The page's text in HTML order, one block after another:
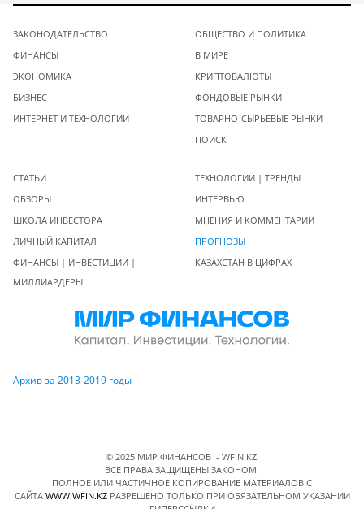
ЗАКОНОДАТЕЛЬСТВО
ФИНАНСЫ
ЭКОНОМИКА
БИЗНЕС
ИНТЕРНЕТ И ТЕХНОЛОГИИ
ОБЩЕСТВО И ПОЛИТИКА
В МИРЕ
КРИПТОВАЛЮТЫ
ФОНДОВЫЕ РЫНКИ
ТОВАРНО-СЫРЬЕВЫЕ РЫНКИ
ПОИСК
СТАТЬИ
ОБЗОРЫ
ШКОЛА ИНВЕСТОРА
ЛИЧНЫЙ КАПИТАЛ
ФИНАНСЫ | ИНВЕСТИЦИИ |
МИЛЛИАРДЕРЫ
ТЕХНОЛОГИИ | ТРЕНДЫ
ИНТЕРВЬЮ
МНЕНИЯ И КОММЕНТАРИИ
ПРОГНОЗЫ
КАЗАХСТАН В ЦИФРАХ
Архив за 2013-2019 годы
© 2025 МИР ФИНАНСОВ - WFIN.KZ.
ВСЕ ПРАВА ЗАЩИЩЕНЫ ЗАКОНОМ.
ПОЛНОЕ ИЛИ ЧАСТИЧНОЕ КОПИРОВАНИЕ МАТЕРИАЛОВ C
САЙТА WWW.WFIN.KZРАЗРЕШЕНО ТОЛЬКО ПРИ ОБЯЗАТЕЛЬНОМ УКАЗАНИИ